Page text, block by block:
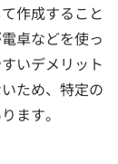
作成すること
卓などを使っ
いデメリット
ため、特定の
ます。